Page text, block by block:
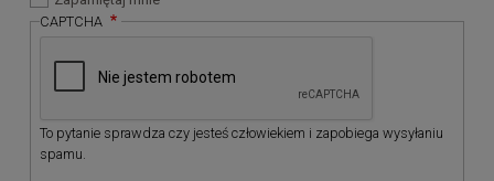
CAPTCHA
To pytanie sprawdza czy jesteś człowiekiem i zapobiega wysyłaniu
spamu.